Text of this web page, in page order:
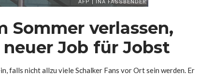
Sommer verlassen,
Job für Jobst
falls nicht allzu viele Schalker Fans vor Ort sein werden. Er